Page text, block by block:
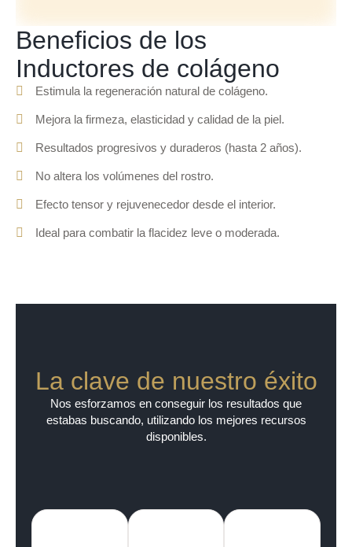
Beneficios de los
Inductores de colágeno
Estimula la regeneración natural de colágeno.
Mejora la firmeza, elasticidad y calidad de la piel.
Resultados progresivos y duraderos (hasta 2 años).
No altera los volúmenes del rostro.
Efecto tensor y rejuvenecedor desde el interior.
Ideal para combatir la flacidez leve o moderada.
La clave de nuestro éxito
Nos esforzamos en conseguir los resultados que
estabas buscando, utilizando los mejores recursos
disponibles.